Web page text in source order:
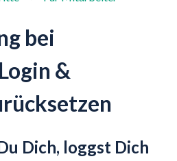
bei
&
Dich, loggst Dich